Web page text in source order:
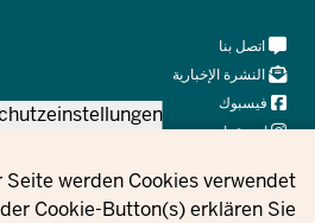
Privacy settings
werden Cookies verwendet.
Cookie-Button(s) erklären Sie
Meta
Navi
Social
اتصل بنا
النشرة الإخبارية
فيسبوك
انستقرام
يوتيوب